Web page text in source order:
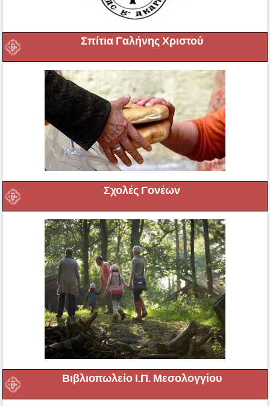
Σπίτια Γαλήνης Χριστού
Σχολές Γονέων
Βιβλιοπωλείο Ι.Π. Μεσολογγίου